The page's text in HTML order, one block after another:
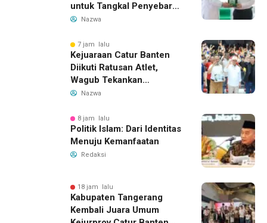
untuk Tangkal Penyebaran
Hoaks
Nazwa
7 jam lalu
Kejuaraan Catur Banten
Diikuti Ratusan Atlet,
Wagub Tekankan
Pembinaan Dini
Nazwa
8 jam lalu
Politik Islam: Dari Identitas
Menuju Kemanfaatan
Redaksi
18 jam lalu
Kabupaten Tangerang
Kembali Juara Umum